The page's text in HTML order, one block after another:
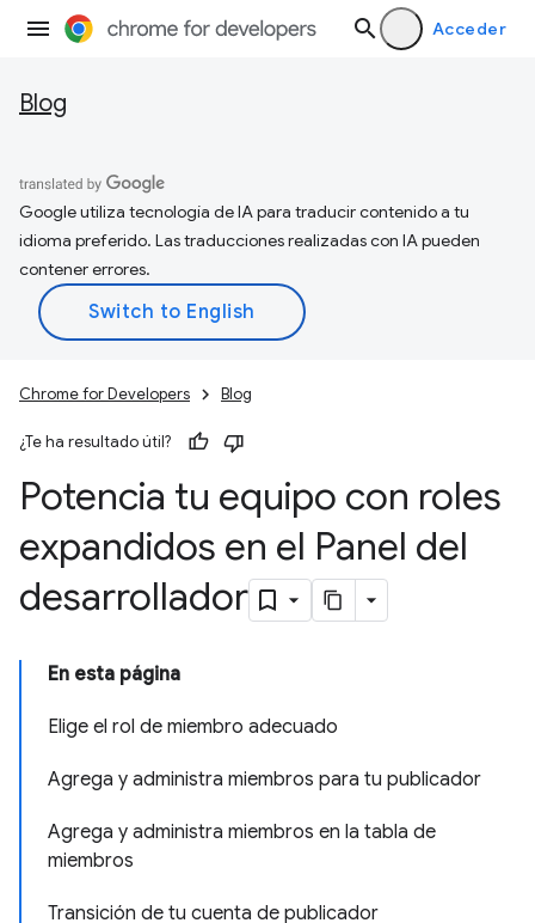
Acceder
Blog
Google utiliza tecnología de IA para traducir contenido a tu
idioma preferido. Las traducciones realizadas con IA pueden
contener errores.
Chrome for Developers Blog
¿Te ha resultado útil?
Potencia tu equipo con roles
expandidos en el Panel del
desarrollador
En esta página
Elige el rol de miembro adecuado
Agrega y administra miembros para tu publicador
Agrega y administra miembros en la tabla de
miembros
Transición de tu cuenta de publicador